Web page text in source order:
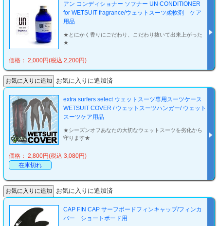
アン コンディショナー ソフナー UN CONDITIONER
for WETSUIT fragrance/ウェットスーツ柔軟剤 ケア
用品
★とにかく香りにごだわり、こだわり抜いて出来上がった
★
価格： 2,000円(税込 2,200円)
お気に入りに追加済
extra surfers select ウェットスーツ専用スーツケース
WETSUIT COVER / ウェットスーツハンガー/ ウェット
スーツケア用品
★シーズンオフあなたの大切なウェットスーツを劣化から
守ります★
価格： 2,800円(税込 3,080円)
在庫切れ
お気に入りに追加済
CAP FIN CAP サーフボードフィンキャップ/フィンカ
バー ショートボード用